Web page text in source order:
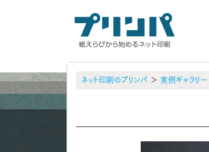
ネット印刷のプリンパ 実例ギャラリー